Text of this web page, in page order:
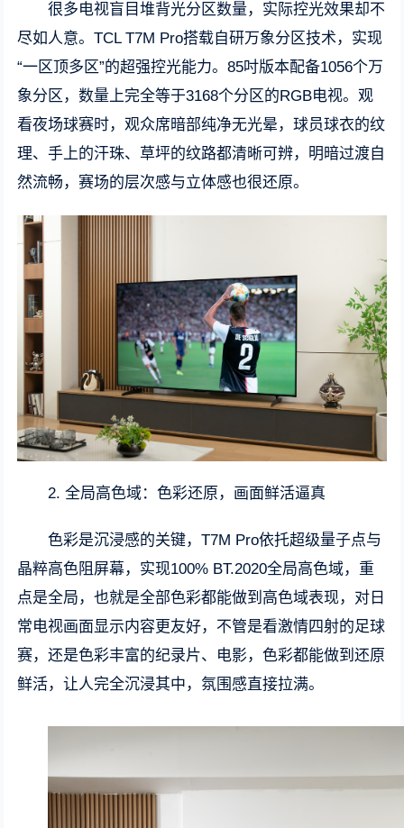
很多电视盲目堆背光分区数量，实际控光效果却不
尽如人意。TCL T7M Pro搭载自研万象分区技术，实现
“一区顶多区”的超强控光能力。85吋版本配备1056个万
象分区，数量上完全等于3168个分区的RGB电视。观
看夜场球赛时，观众席暗部纯净无光晕，球员球衣的纹
理、手上的汗珠、草坪的纹路都清晰可辨，明暗过渡自
然流畅，赛场的层次感与立体感也很还原。
2. 全局高色域：色彩还原，画面鲜活逼真
色彩是沉浸感的关键，T7M Pro依托超级量子点与
晶粹高色阻屏幕，实现100% BT.2020全局高色域，重
点是全局，也就是全部色彩都能做到高色域表现，对日
常电视画面显示内容更友好，不管是看激情四射的足球
赛，还是色彩丰富的纪录片、电影，色彩都能做到还原
鲜活，让人完全沉浸其中，氛围感直接拉满。